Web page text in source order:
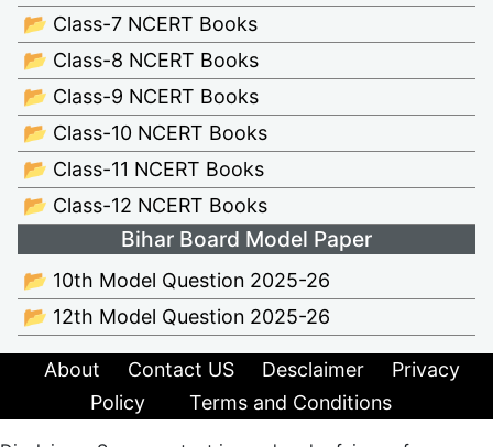
📂 Class-7 NCERT Books
📂 Class-8 NCERT Books
📂 Class-9 NCERT Books
📂 Class-10 NCERT Books
📂 Class-11 NCERT Books
📂 Class-12 NCERT Books
Bihar Board Model Paper
📂 10th Model Question 2025-26
📂 12th Model Question 2025-26
About Contact US Desclaimer
Privacy
Policy
Terms and Conditions